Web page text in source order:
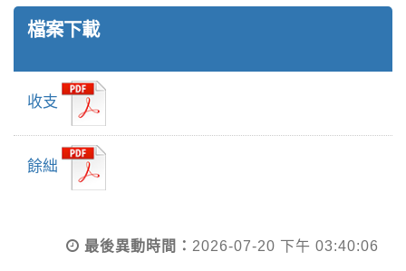
檔案下載
收支
餘絀
最後異動時間： 2026-07-20 下午 03:40:06